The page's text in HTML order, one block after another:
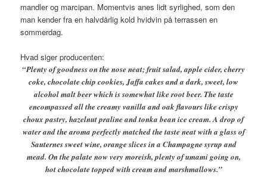
mandler og marcipan. Momentvis anes lidt syrlighed, som den
man kender fra en halvdårlig kold hvidvin på terrassen en
sommerdag.
Hvad siger producenten:
“Plenty of goodness on the nose neat; fruit salad, apple cider, cherry
coke, chocolate chip cookies, Jaffa cakes and a dark, sweet, low
alcohol malt beer which is somewhat like root beer. The taste
encompassed all the creamy vanilla and oak flavours like crispy
choux pastry, hazelnut praline and tonka bean ice cream. A drop of
water and the aroma perfectly matched the taste neat with a glass of
Sauternes sweet wine, orange slices in a Champagne syrup and
mead. On the palate now very moreish, plenty of umami going on,
hot chocolate topped with cream and marshmallows.”